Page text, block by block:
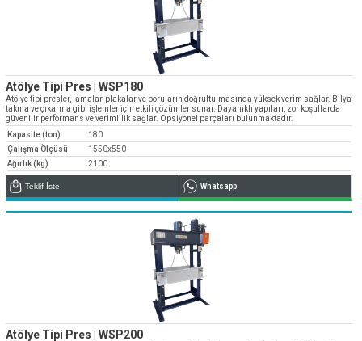
Atölye Tipi Pres | WSP180
Atölye tipi presler, lamalar, plakalar ve boruların doğrultulmasında yüksek verim sağlar. Bilya
takma ve çıkarma gibi işlemler için etkili çözümler sunar. Dayanıklı yapıları, zor koşullarda
güvenilir performans ve verimlilik sağlar. Opsiyonel parçaları bulunmaktadır.
Kapasite (ton)
180
Çalışma Ölçüsü
1550x550
Ağırlık (kg)
2100
Teklif İste Whatsapp
Atölye Tipi Pres | WSP200